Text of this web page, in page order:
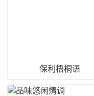
保利梧桐语